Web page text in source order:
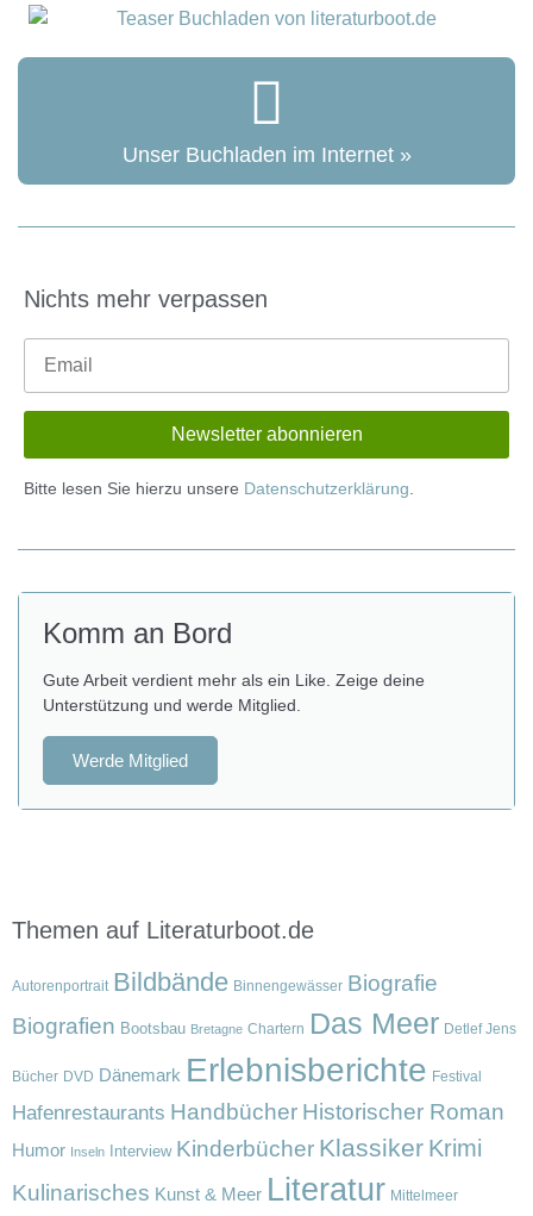
Unser Buchladen im Internet »
Nichts mehr verpassen
Bitte lesen Sie hierzu unsere Datenschutzerklärung
Komm an Bord
Gute Arbeit verdient mehr als ein Like. Zeige deine
Unterstützung und werde Mitglied.
Werde Mitglied
Themen auf Literaturboot.de
Autorenportrait Bildbände Binnengewässer Biografie
Biografien Bootsbau Bretagne Chartern Das Meer Detlef Jens
Bücher DVD Dänemark Erlebnisberichte Festival
Hafenrestaurants Handbücher Historischer Roman
Humor Inseln Interview Kinderbücher Klassiker Krimi
Kulinarisches Kunst & Meer Literatur Mittelmeer